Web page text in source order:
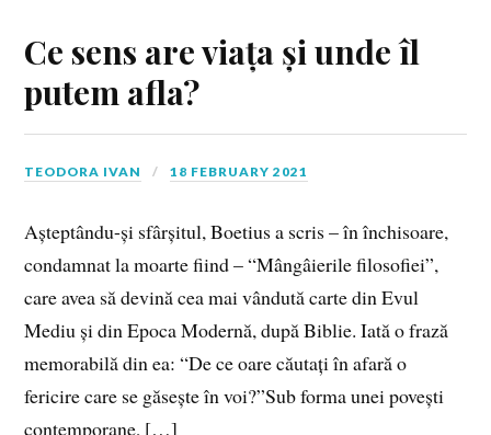
Ce sens are viața și unde îl
putem afla?
TEODORA IVAN 18 FEBRUARY 2021
Așteptându-și sfârșitul, Boetius a scris – în închisoare,
condamnat la moarte fiind – “Mângâierile filosofiei”,
care avea să devină cea mai vândută carte din Evul
Mediu și din Epoca Modernă, după Biblie. Iată o frază
memorabilă din ea: “De ce oare căutați în afară o
fericire care se găsește în voi?”Sub forma unei povești
contemporane, […]